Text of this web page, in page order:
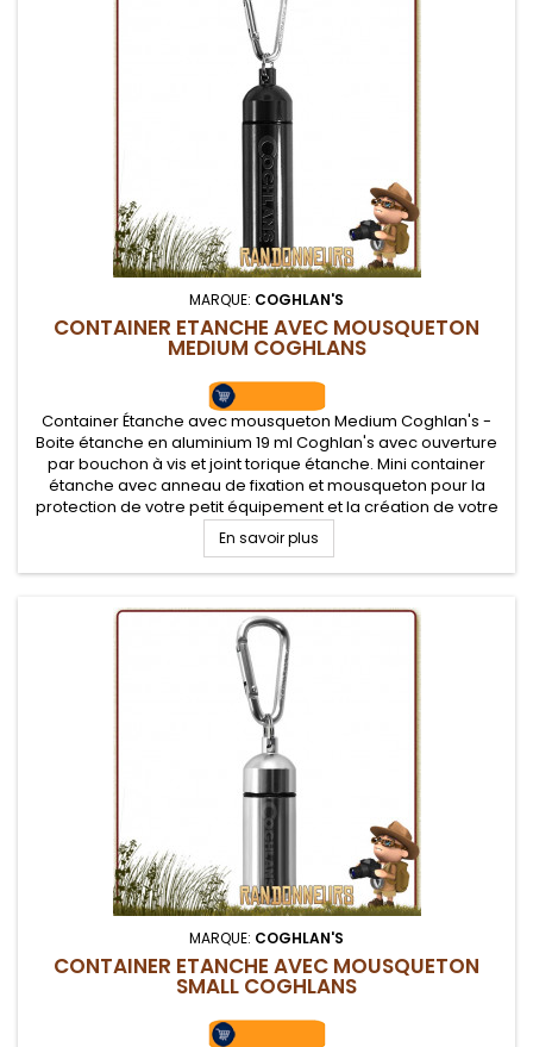
MARQUE: COGHLAN'S
CONTAINER ETANCHE AVEC MOUSQUETON
MEDIUM COGHLANS
Container Étanche avec mousqueton Medium Coghlan's -
Boite étanche en aluminium 19 ml Coghlan's avec ouverture
par bouchon à vis et joint torique étanche. Mini container
étanche avec anneau de fixation et mousqueton pour la
protection de votre petit équipement et la création de votre
propre kit EDC Survie
En savoir plus
MARQUE: COGHLAN'S
CONTAINER ETANCHE AVEC MOUSQUETON
SMALL COGHLANS